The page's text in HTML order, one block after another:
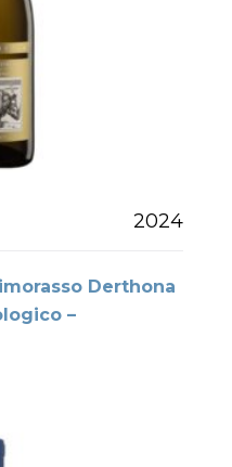
2024
Derthona
–